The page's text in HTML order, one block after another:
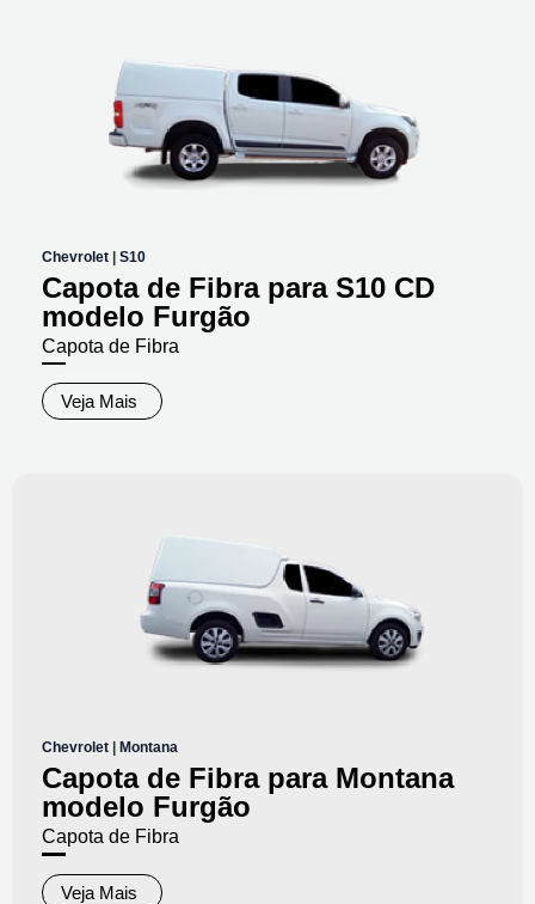
Chevrolet | S10
Capota de Fibra para S10 CD
modelo Furgão
Capota de Fibra
Veja Mais
Chevrolet Montana
Capota de Fibra para Montana
modelo Furgão
Capota de Fibra
Veja Mais